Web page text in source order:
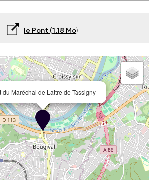
le Pont (1.18 Mo)
du Maréchal de Lattre de Tassigny